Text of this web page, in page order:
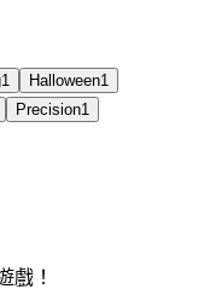
1 Halloween1
Precision1
戲！